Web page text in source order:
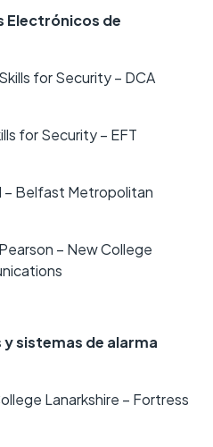
Electrónicos de
for Security – DCA
for Security – EFT
– Belfast Metropolitan
– New College
sistemas de alarma
Lanarkshire – Fortress